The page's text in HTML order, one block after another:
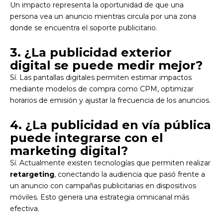
Un impacto representa la oportunidad de que una
persona vea un anuncio mientras circula por una zona
donde se encuentra el soporte publicitario.
3. ¿La publicidad exterior
digital se puede medir mejor?
Sí. Las pantallas digitales permiten estimar impactos
mediante modelos de compra como CPM, optimizar
horarios de emisión y ajustar la frecuencia de los anuncios.
4. ¿La publicidad en vía pública
puede integrarse con el
marketing digital?
Sí. Actualmente existen tecnologías que permiten realizar
retargeting, conectando la audiencia que pasó frente a
un anuncio con campañas publicitarias en dispositivos
móviles. Esto genera una estrategia omnicanal más
efectiva.